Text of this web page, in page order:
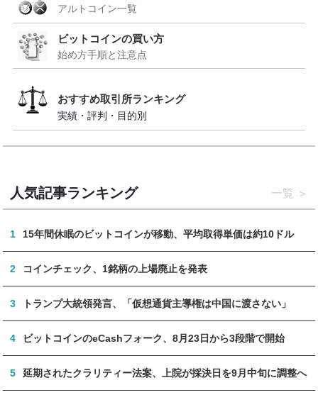
アルトコイン一覧
ビットコインの買い方
始め方手順と注意点
おすすめ取引所ランキング
実績・評判・目的別
人気記事ランキング 一覧
1 15年間休眠のビットコインが移動、平均取得単価は約10ドル
2 コインチェック、1銘柄の上場廃止を発表
3 トランプ大統領発言、「仮想通貨主導権は中国に渡さない」
4 ビットコインのeCashフォーク、8月23日から3段階で開始
5 延期されたクラリティー法案、上院が採決日を9月中旬に調整へ